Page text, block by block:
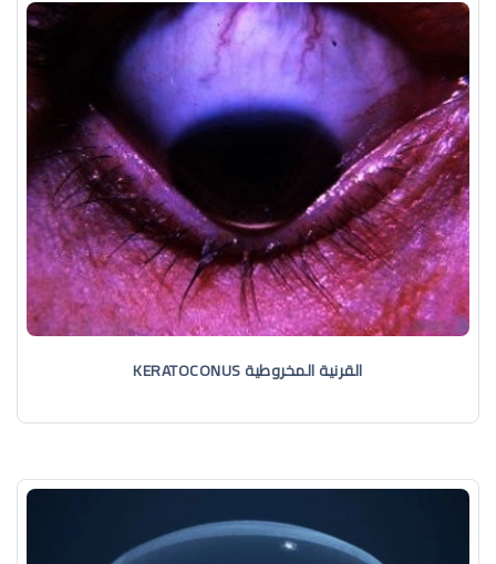
القرنية المخروطية KERATOCONUS